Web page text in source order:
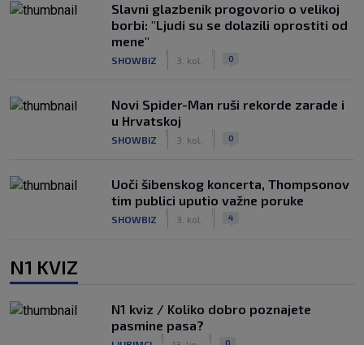
Slavni glazbenik progovorio o velikoj
borbi: "Ljudi su se dolazili oprostiti od
mene"
SHOWBIZ 3. kol. 0
Novi Spider-Man ruši rekorde zarade i
u Hrvatskoj
SHOWBIZ 3. kol. 0
Uoči šibenskog koncerta, Thompsonov
tim publici uputio važne poruke
SHOWBIZ 3. kol. 4
N1 KVIZ
N1 kviz / Koliko dobro poznajete
pasmine pasa?
0